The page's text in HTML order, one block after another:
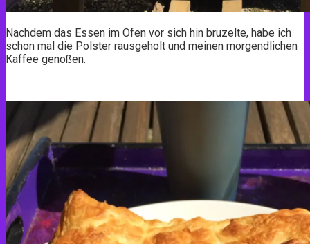
Nachdem das Essen im Ofen vor sich hin bruzelte, habe ich
schon mal die Polster rausgeholt und meinen morgendlichen
Kaffee genoßen.